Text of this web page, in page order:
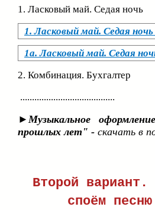
1. Ласковый май. Седая ночь
1. Ласковый май. Седая
1а. Ласковый май. Седая
2. Комбинация. Бухгалтер
........................................
►Музыкальное
прошлых лет" - скачать в
Второй
споём